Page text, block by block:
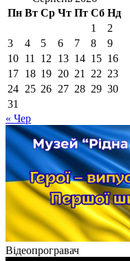
Пн Вт Ср Чт Пт Сб Нд
1
2
3
4 5 6 7 8
9
10 11 12 13 14 15 16
17 18 19 20 21 22 23
24 25 26 27 28 29 30
31
« Чер
Відеопрогравач